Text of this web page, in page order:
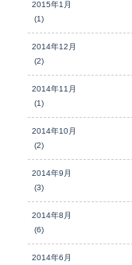
2015年1月
(1)
2014年12月
(2)
2014年11月
(1)
2014年10月
(2)
2014年9月
(3)
2014年8月
(6)
2014年6月